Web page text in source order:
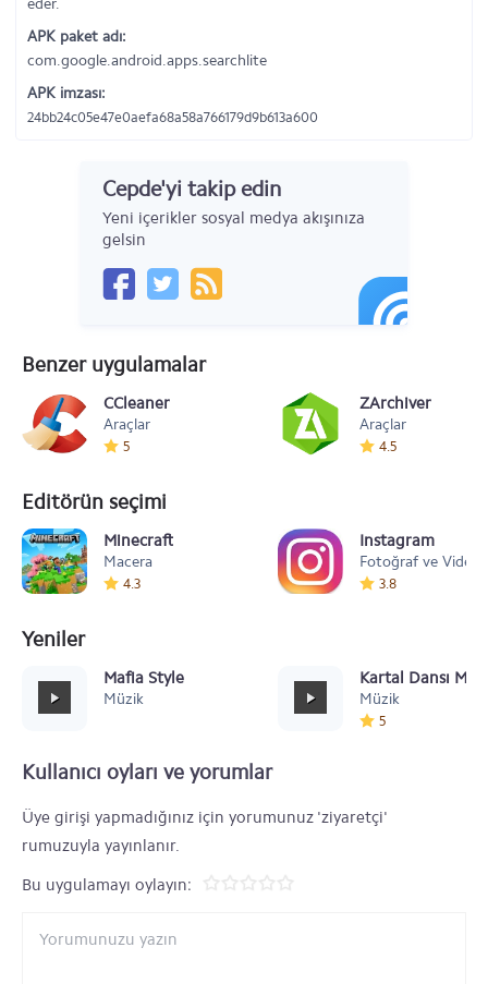
eder.
APK paket adı:
com.google.android.apps.searchlite
APK imzası:
24bb24c05e47e0aefa68a58a766179d9b613a600
Cepde'yi takip edin
Yeni içerikler sosyal medya akışınıza
gelsin
Benzer uygulamalar
CCleaner
Araçlar
5
ZArchiver
Araçlar
4.5
Editörün seçimi
Minecraft
Macera
4.3
Instagram
Fotoğraf ve Video
3.8
Yeniler
Mafia Style
Müzik
Kartal Dansı
Müzik
5
Kullanıcı oyları ve yorumlar
Üye girişi yapmadığınız için yorumunuz 'ziyaretçi'
rumuzuyla yayınlanır.
Bu uygulamayı oylayın: